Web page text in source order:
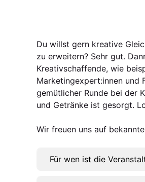
Du willst gern kreative
zu erweitern? Sehr gut.
Kreativschaffende, wie
Marketingexpert:innen und
gemütlicher Runde bei der
und Getränke ist gesorgt.
Wir freuen uns auf
Für wen ist die